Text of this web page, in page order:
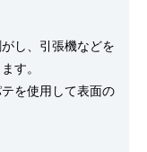
し、引張機などを
す。
を使用して表面の